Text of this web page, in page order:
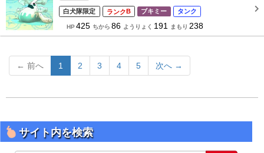
白犬隊限定 B ブキミー タンク
HP425 ちから 86 ようりょく 191 まもり 238
← 前へ 1 2 3 4 5 次へ →
サイト内を検索